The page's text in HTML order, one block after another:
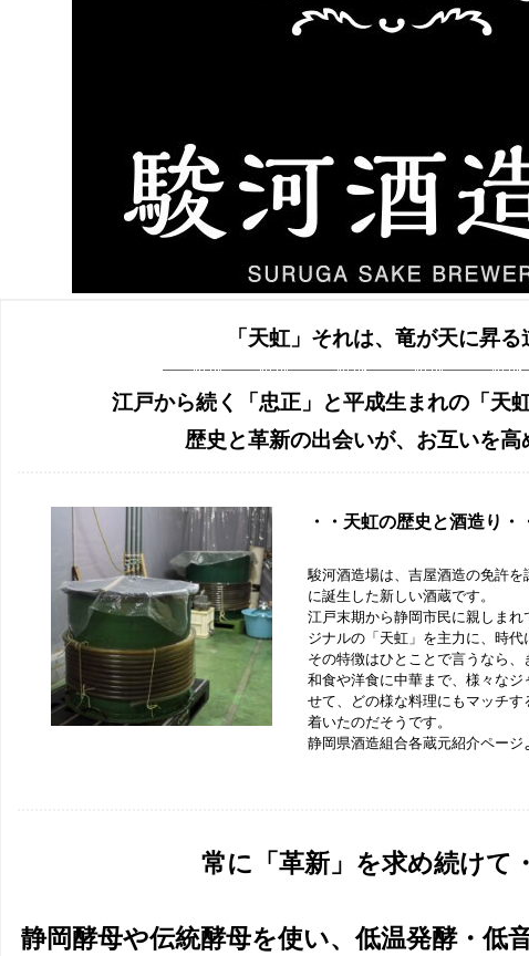
「天虹」それは、竜が天に昇る
江戸から続く「忠正」と平成生まれの「天
歴史と革新の出会いが、お互いを高
・・天虹の歴史と酒造り・
駿河酒造場は、吉屋酒造の免許
に誕生した新しい酒蔵です。
江戸末期から静岡市民に親しま
ジナルの「天虹」を主力に、時代
その特徴はひとことで言うなら、
和食や洋食に中華まで、様々な
せて、どの様な料理にもマッチ
着いたのだそうです。
静岡県酒造組合各蔵元紹介ペー
常に「革新」を求め続けて
静岡酵母や伝統酵母を使い、低温発酵・低